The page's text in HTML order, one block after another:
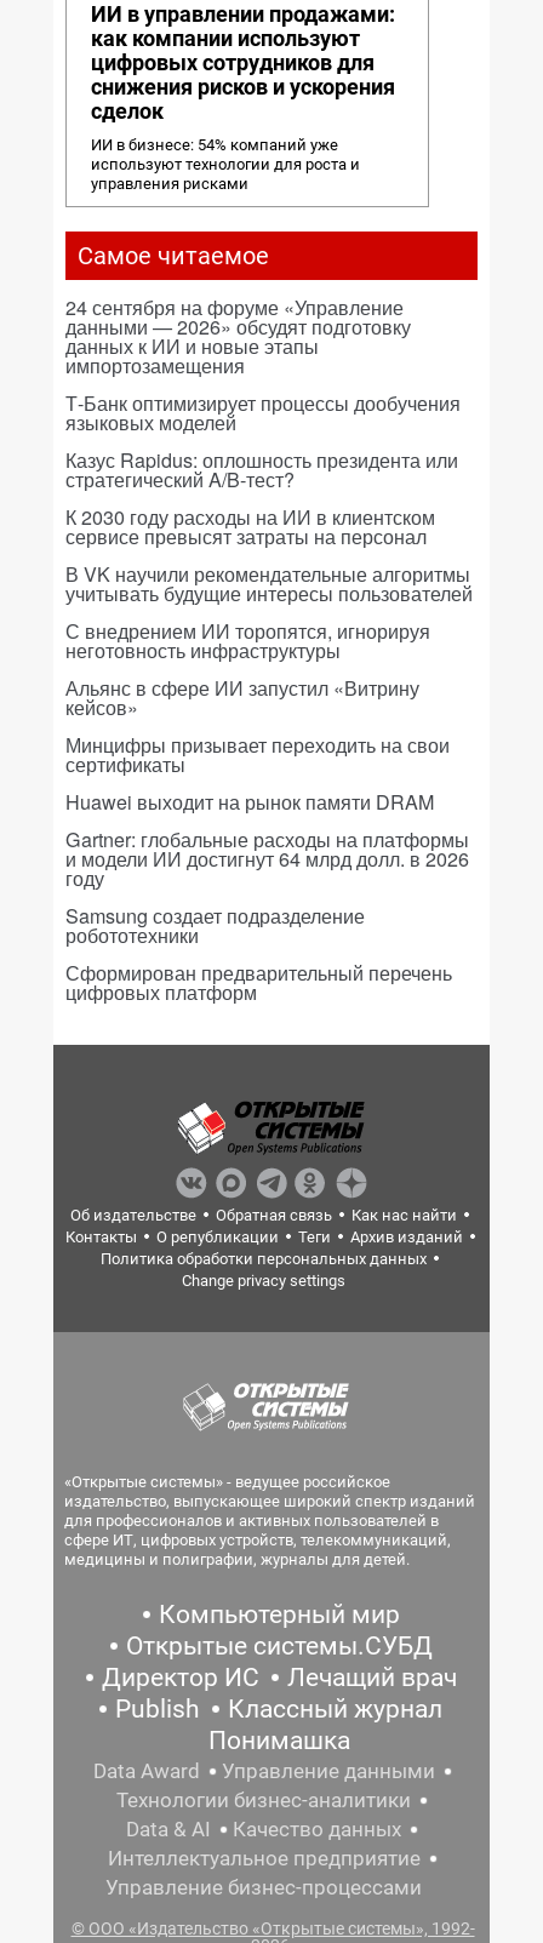
ИИ в управлении продажами:
как компании используют
цифровых сотрудников для
снижения рисков и ускорения
сделок
ИИ в бизнесе: 54% компаний уже
используют технологии для роста и
управления рисками
Самое читаемое
24 сентября на форуме «Управление
данными — 2026» обсудят подготовку
данных к ИИ и новые этапы
импортозамещения
Т-Банк оптимизирует процессы дообучения
языковых моделей
Казус Rapidus: оплошность президента или
стратегический A/B-тест?
К 2030 году расходы на ИИ в клиентском
сервисе превысят затраты на персонал
В VK научили рекомендательные алгоритмы
учитывать будущие интересы пользователей
С внедрением ИИ торопятся, игнорируя
неготовность инфраструктуры
Альянс в сфере ИИ запустил «Витрину
кейсов»
Минцифры призывает переходить на свои
сертификаты
Huawei выходит на рынок памяти DRAM
Gartner: глобальные расходы на платформы
и модели ИИ достигнут 64 млрд долл. в 2026
году
Samsung создает подразделение
робототехники
Сформирован предварительный перечень
цифровых платформ
Об издательстве Обратная связь
Как нас найти
Контакты
О републикации Теги
Архив изданий
Политика обработки персональных данных
Change privacy settings
«Открытые системы» - ведущее российское
издательство, выпускающее широкий спектр изданий
для профессионалов и активных пользователей в
сфере ИТ, цифровых устройств, телекоммуникаций,
медицины и полиграфии, журналы для детей.
Компьютерный мир
Открытые системы.СУБД
Директор ИС
Лечащий врач
Publish
Классный журнал
Понимашка
Data Award
Управление данными
Технологии бизнес-аналитики
Data & AI
Качество данных
Интеллектуальное предприятие
Управление бизнес-процессами
© ООО «Издательство «Открытые системы», 1992-